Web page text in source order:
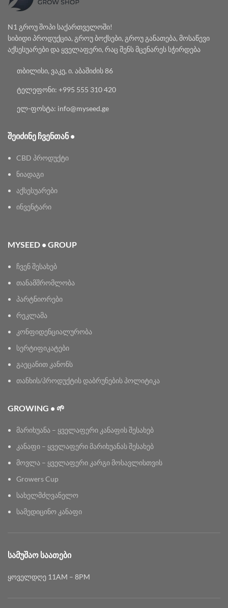
N1 გროუ შოპი საქართველოში!
სიბიდი პროდუქცია, გროუ ბოქსები, გროუ განათება, მოსაწევი
აქსესუარები და ყველაფერი, რაც შენს მცენარეს სჭირდება
თბილისი, ვაკე, ი. აბაშიძის 86
ტელეფონი: +995 555 310 420
ელ-ფოსტა: info@myseed.ge
ᲨᲔᲘᲫᲘᲜᲔ ᲩᲕᲔᲜᲗᲐᲜ •
CBD პროდუქტი
ნიადაგი
აქსესუარები
ინვენტარი
MYSEED • GROUP
ჩვენ შესახებ
თანამშრომლობა
პარტნიორები
რეკლამა
კონფიდენციალურობა
სერტიფიკატები
გაეცანით კანონს
თანხის/პროდუქტის დაბრუნების პოლიტიკა
GROWING • 🌱
მარიხუანა – ყველაფერი კანაფის შესახებ
კანაფი – ყველაფერი მარიხუანას შესახებ
მოვლა – ყველაფერი კარგი მოსავლისთვის
Growers Cup
სახელმძღვანელო
სამედიცინო კანაფი
ᲡᲐᲛᲣᲨᲐᲝ ᲡᲐᲐᲗᲔᲑᲘ
ყოველდღე 11AM – 8PM